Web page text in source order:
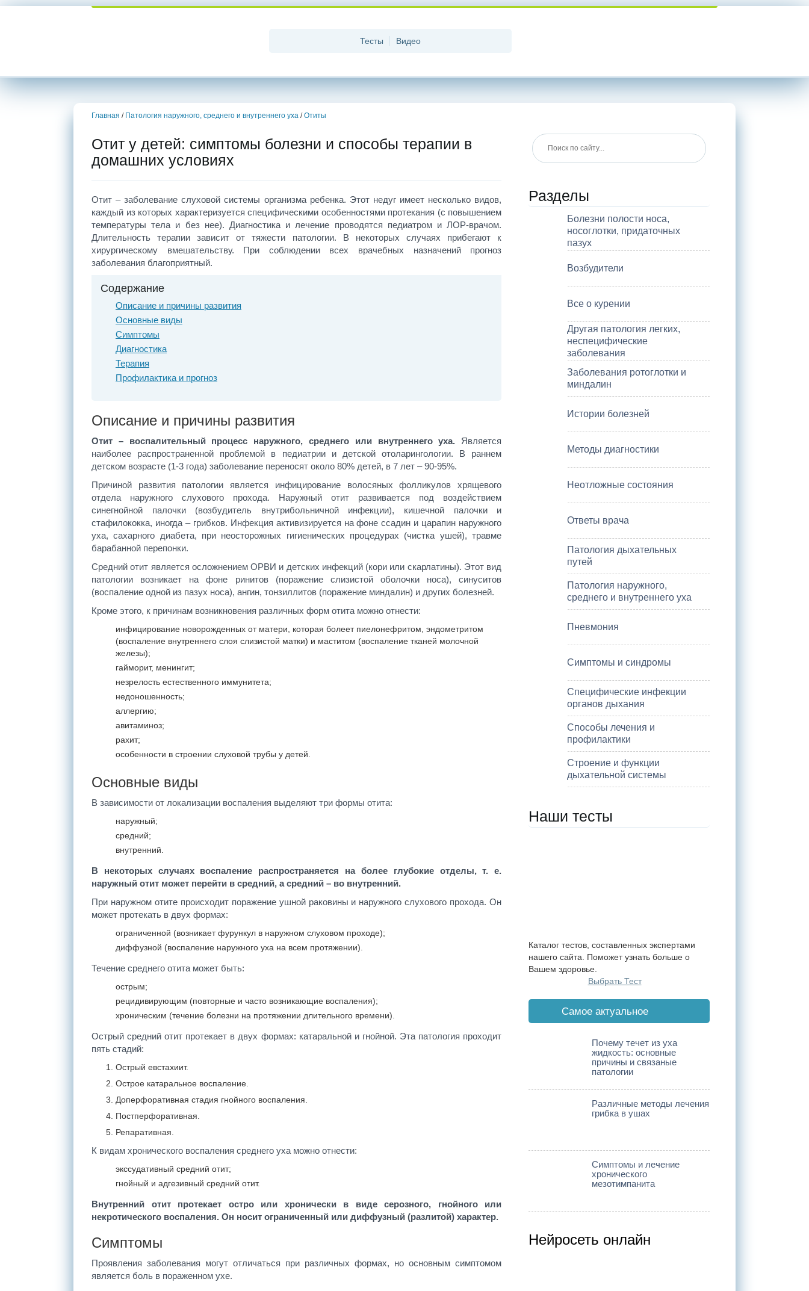
Тесты Видео
Главная / Патология наружного, среднего и внутреннего уха / Отиты
Отит у детей: симптомы болезни и способы терапии в
домашних условиях
Отит – заболевание слуховой системы организма ребенка. Этот недуг имеет несколько видов,
каждый из которых характеризуется специфическими особенностями протекания (с повышением
температуры тела и без нее). Диагностика и лечение проводятся педиатром и ЛОР-врачом.
Длительность терапии зависит от тяжести патологии. В некоторых случаях прибегают к
хирургическому вмешательству. При соблюдении всех врачебных назначений прогноз
заболевания благоприятный.
Содержание
Описание и причины развития
Основные виды
Симптомы
Диагностика
Терапия
Профилактика и прогноз
Описание и причины развития
Отит – воспалительный процесс наружного, среднего или внутреннего уха. Является
наиболее распространенной проблемой в педиатрии и детской отоларингологии. В раннем
детском возрасте (1-3 года) заболевание переносят около 80% детей, в 7 лет – 90-95%.
Причиной развития патологии является инфицирование волосяных фолликулов хрящевого
отдела наружного слухового прохода. Наружный отит развивается под воздействием
синегнойной палочки (возбудитель внутрибольничной инфекции), кишечной палочки и
стафилококка, иногда – грибков. Инфекция активизируется на фоне ссадин и царапин наружного
уха, сахарного диабета, при неосторожных гигиенических процедурах (чистка ушей), травме
барабанной перепонки.
Средний отит является осложнением ОРВИ и детских инфекций (кори или скарлатины). Этот вид
патологии возникает на фоне ринитов (поражение слизистой оболочки носа), синуситов
(воспаление одной из пазух носа), ангин, тонзиллитов (поражение миндалин) и других болезней.
Кроме этого, к причинам возникновения различных форм отита можно отнести:
инфицирование новорожденных от матери, которая болеет пиелонефритом, эндометритом
(воспаление внутреннего слоя слизистой матки) и маститом (воспаление тканей молочной
железы);
гайморит, менингит;
незрелость естественного иммунитета;
недоношенность;
аллергию;
авитаминоз;
рахит;
особенности в строении слуховой трубы у детей.
Основные виды
В зависимости от локализации воспаления выделяют три формы отита:
наружный;
средний;
внутренний.
В некоторых случаях воспаление распространяется на более глубокие отделы, т. е.
наружный отит может перейти в средний, а средний – во внутренний.
При наружном отите происходит поражение ушной раковины и наружного слухового прохода. Он
может протекать в двух формах:
ограниченной (возникает фурункул в наружном слуховом проходе);
диффузной (воспаление наружного уха на всем протяжении).
Течение среднего отита может быть:
острым;
рецидивирующим (повторные и часто возникающие воспаления);
хроническим (течение болезни на протяжении длительного времени).
Острый средний отит протекает в двух формах: катаральной и гнойной. Эта патология проходит
пять стадий:
Острый евстахиит.
Острое катаральное воспаление.
Доперфоративная стадия гнойного воспаления.
Постперфоративная.
Репаративная.
К видам хронического воспаления среднего уха можно отнести:
экссудативный средний отит;
гнойный и адгезивный средний отит.
Внутренний отит протекает остро или хронически в виде серозного, гнойного или
некротического воспаления. Он носит ограниченный или диффузный (разлитой) характер.
Симптомы
Проявления заболевания могут отличаться при различных формах, но основным симптомом
является боль в пораженном ухе.
Разделы
Болезни полости носа,
носоглотки, придаточных
пазух
Возбудители
Все о курении
Другая патология легких,
неспецифические
заболевания
Заболевания ротоглотки и
миндалин
Истории болезней
Методы диагностики
Неотложные состояния
Ответы врача
Патология дыхательных
путей
Патология наружного,
среднего и внутреннего уха
Пневмония
Симптомы и синдромы
Специфические инфекции
органов дыхания
Способы лечения и
профилактики
Строение и функции
дыхательной системы
Наши тесты
Каталог тестов, составленных экспертами
нашего сайта. Поможет узнать больше о
Вашем здоровье.
Выбрать Тест
Cамое актуальное
Почему течет из уха
жидкость: основные
причины и связаные
патологии
Различные методы лечения
грибка в ушах
Симптомы и лечение
хронического
мезотимпанита
Нейросеть онлайн